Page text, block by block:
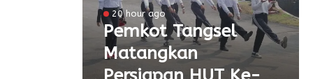
20 hour ago
Pemkot Tangsel
Matangkan